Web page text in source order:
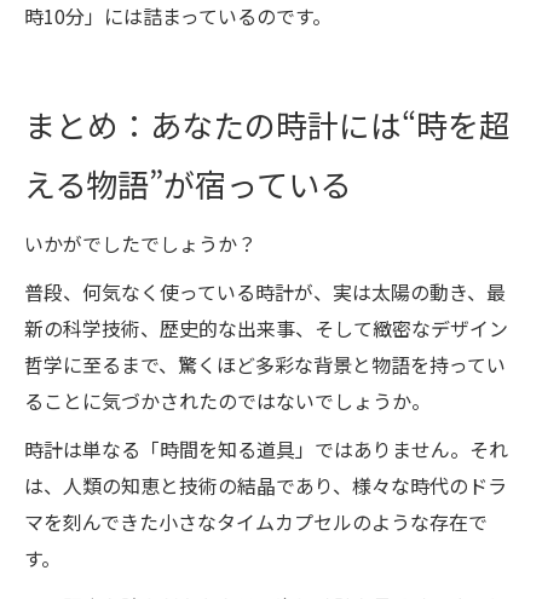
時10分」には詰まっているのです。
まとめ：あなたの時計には“時を超
える物語”が宿っている
いかがでしたでしょうか？
普段、何気なく使っている時計が、実は太陽の動き、最
新の科学技術、歴史的な出来事、そして緻密なデザイン
哲学に至るまで、驚くほど多彩な背景と物語を持ってい
ることに気づかされたのではないでしょうか。
時計は単なる「時間を知る道具」ではありません。それ
は、人類の知恵と技術の結晶であり、様々な時代のドラ
マを刻んできた小さなタイムカプセルのような存在で
す。